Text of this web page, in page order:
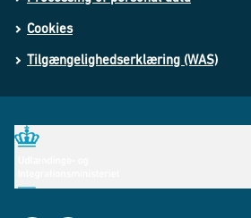
Cookies
Tilgængelighedserklæring (WAS)